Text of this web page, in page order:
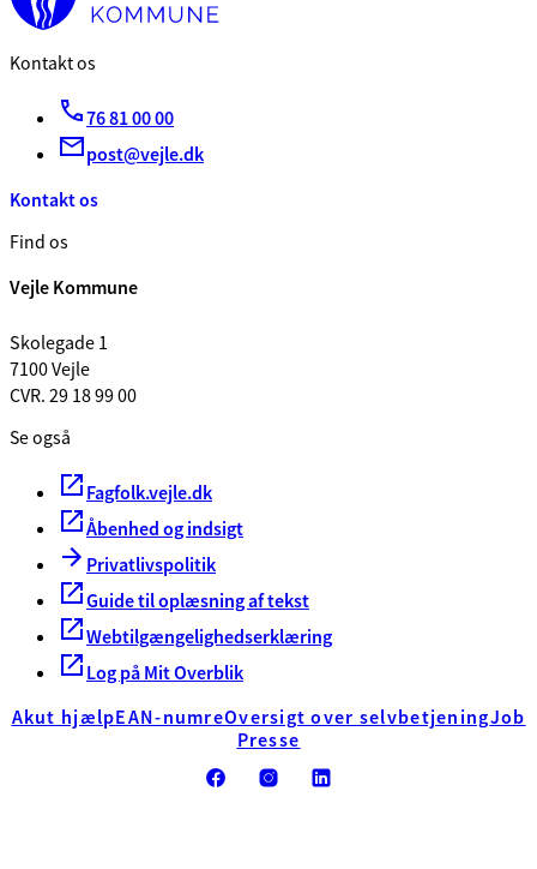
Kontakt os
76 81 00 00
post@vejle.dk
Kontakt os
Find os
Vejle Kommune
Skolegade 1
7100 Vejle
CVR. 29 18 99 00
Se også
Fagfolk.vejle.dk
Åbenhed og indsigt
Privatlivspolitik
Guide til oplæsning af tekst
Webtilgængelighedserklæring
Log på Mit Overblik
Akut hjælpEAN-numreOversigt over selvbetjeningJob
Presse